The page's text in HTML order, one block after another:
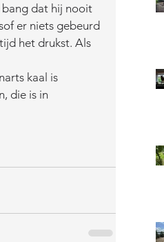
bang dat hij nooit
er niets gebeurd
het drukst. Als
kaal is
die is in